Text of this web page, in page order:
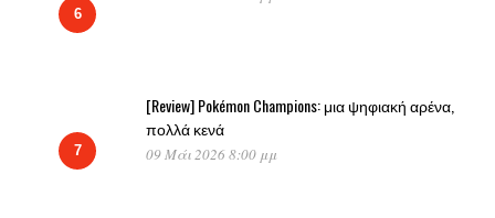
6
7
[Review] Pokémon Champions: μια ψηφιακή αρένα,
πολλά κενά
09 Μάι 2026 8:00 μμ